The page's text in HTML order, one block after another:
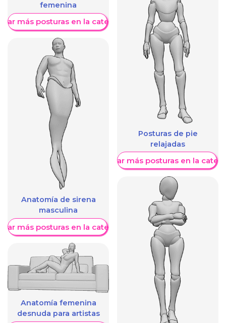
femenina
más posturas en la categoría
Anatomía de sirena
masculina
más posturas en la categoría
Anatomía femenina
desnuda para artistas
Posturas de pie
relajadas
Mostrar más posturas en la